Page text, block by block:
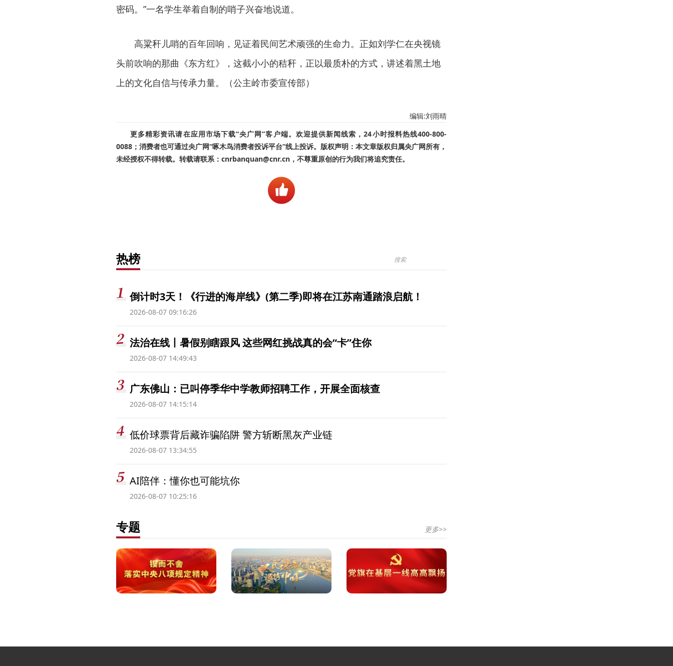
密码。”一名学生举着自制的哨子兴奋地说道。
高粱秆儿哨的百年回响，见证着民间艺术顽强的生命力。正如刘学仁在央视镜
头前吹响的那曲《东方红》，这截小小的秸秆，正以最质朴的方式，讲述着黑土地
上的文化自信与传承力量。（公主岭市委宣传部）
编辑:刘雨晴
更多精彩资讯请在应用市场下载“央广网”客户端。欢迎提供新闻线索，24小时报料热线400-800-
0088；消费者也可通过央广网“啄木鸟消费者投诉平台”线上投诉。版权声明：本文章版权归属央广网所有，
未经授权不得转载。转载请联系：cnrbanquan@cnr.cn，不尊重原创的行为我们将追究责任。
热榜
倒计时3天！《行进的海岸线》(第二季)即将在江苏南通踏浪启航！
2026-08-07 09:16:26
法治在线丨暑假别瞎跟风 这些网红挑战真的会“卡”住你
2026-08-07 14:49:43
广东佛山：已叫停季华中学教师招聘工作，开展全面核查
2026-08-07 14:15:14
低价球票背后藏诈骗陷阱 警方斩断黑灰产业链
2026-08-07 13:34:55
AI陪伴：懂你也可能坑你
2026-08-07 10:25:16
专题 更多>>